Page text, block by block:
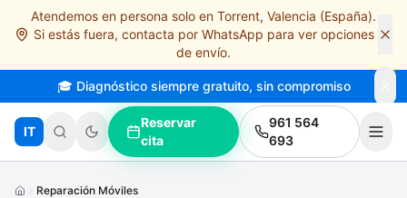
Saltar al contenido principal
Atendemos en persona solo en Torrent, Valencia (España).
Si estás fuera, contacta por WhatsApp para ver opciones
de envío.
🎓 Diagnóstico siempre gratuito, sin compromiso
IT
Reservar
cita
961 564
693
Reparación Móviles